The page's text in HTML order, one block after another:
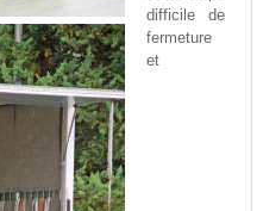
difficile de
fermeture
et